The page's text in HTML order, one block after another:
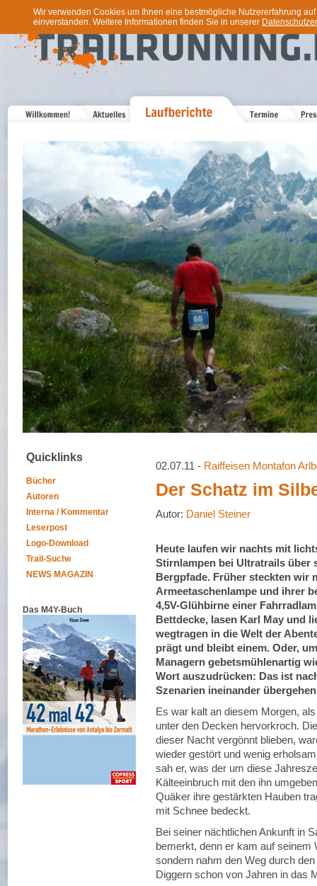
Wir verwenden Cookies um Ihnen eine bestmögliche Nutzererfahrung
einverstanden. Weitere Informationen finden Sie in unserer
Quicklinks
Bücher
Autoren
Interna / Kommentar
Leserpost
Logo-Download
Trail-Suche
NEWS MAGAZIN
Das M4Y-Buch
02.07.11 - Raiffeisen Montafon
Der Schatz im
Autor: Daniel Steiner
Heute laufen wir nachts mit
Stirnlampen bei Ultratrails über
Bergpfade. Früher steckten wir
Armeetaschenlampe und ihrer
4,5V-Glühbirne einer
Bettdecke, lasen Karl May und
wegtragen in die Welt der
prägt und bleibt einem. Oder,
Managern gebetsmühlenartig
Wort auszudrücken: Das ist
Szenarien ineinander
Es war kalt an diesem Morgen,
unter den Decken hervorkroch.
dieser Nacht vergönnt blieben,
wieder gestört und wenig
sah er, was der um diese
Kälteeinbruch mit den ihn
Quäker ihre gestärkten Hauben
mit Schnee bedeckt.
Bei seiner nächtlichen Ankunft in
bemerkt, denn er kam auf seinem
sondern nahm den Weg durch
Diggern schon von Jahren in das